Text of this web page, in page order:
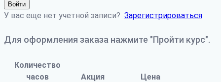
Войти
У вас еще нет учетной записи? Зарегистрироваться
Для оформления заказа нажмите "Пройти курс".
Количество
часов
Акция Цена